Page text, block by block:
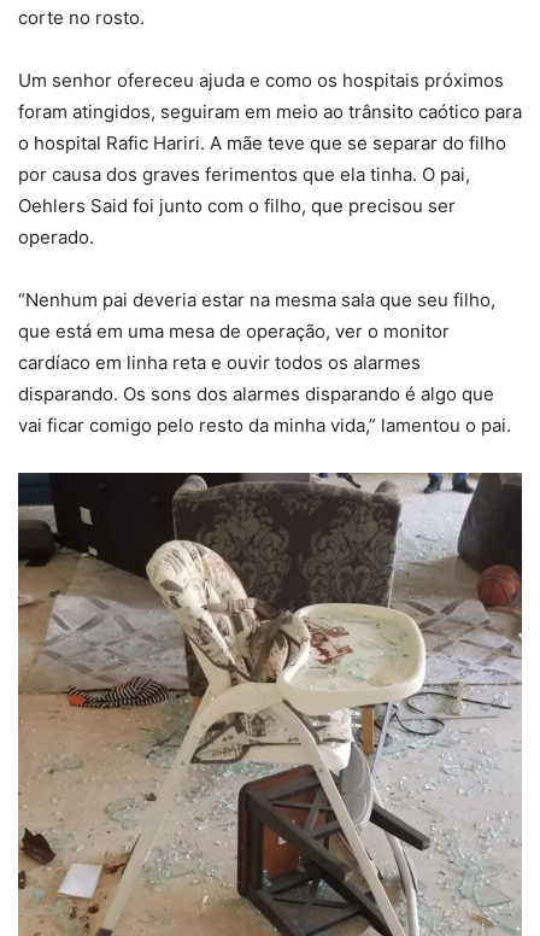
corte no rosto.
Um senhor ofereceu ajuda e como os hospitais próximos
foram atingidos, seguiram em meio ao trânsito caótico para
o hospital Rafic Hariri. A mãe teve que se separar do filho
por causa dos graves ferimentos que ela tinha. O pai,
Oehlers Said foi junto com o filho, que precisou ser
operado.
“Nenhum pai deveria estar na mesma sala que seu filho,
que está em uma mesa de operação, ver o monitor
cardíaco em linha reta e ouvir todos os alarmes
disparando. Os sons dos alarmes disparando é algo que
vai ficar comigo pelo resto da minha vida,” lamentou o pai.